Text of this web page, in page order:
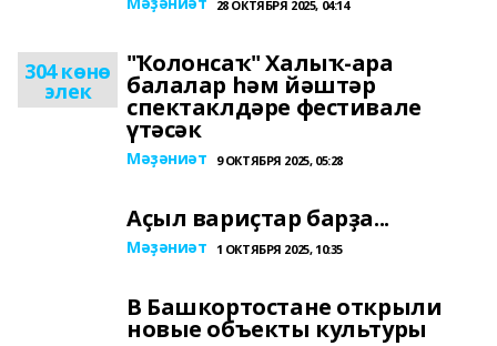
28 ОКТЯБРЯ 2025, 04:14
304 көнө
элек
"Ҡолонсаҡ" Халыҡ-ара
балалар һәм йәштәр
спектаклдәре фестивале
үтәсәк
Мәҙәниәт 9 ОКТЯБРЯ 2025, 05:28
Аҫыл вариҫтар барҙа...
Мәҙәниәт 1 ОКТЯБРЯ 2025, 10:35
В Башкортостане открыли
новые объекты культуры